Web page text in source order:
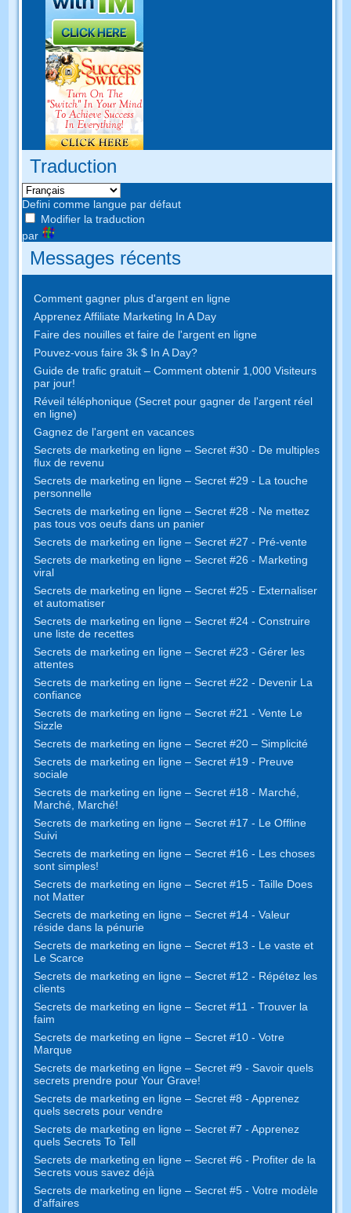
Traduction
Defini comme langue par défaut
Modifier la traduction
par
Messages récents
Comment gagner plus d'argent en ligne
Apprenez Affiliate Marketing In A Day
Faire des nouilles et faire de l'argent en ligne
Pouvez-vous faire 3k $ In A Day?
Guide de trafic gratuit – Comment obtenir 1,000 Visiteurs
par jour!
Réveil téléphonique (Secret pour gagner de l'argent réel
en ligne)
Gagnez de l'argent en vacances
Secrets de marketing en ligne – Secret #30 - De multiples
flux de revenu
Secrets de marketing en ligne – Secret #29 - La touche
personnelle
Secrets de marketing en ligne – Secret #28 - Ne mettez
pas tous vos oeufs dans un panier
Secrets de marketing en ligne – Secret #27 - Pré-vente
Secrets de marketing en ligne – Secret #26 - Marketing
viral
Secrets de marketing en ligne – Secret #25 - Externaliser
et automatiser
Secrets de marketing en ligne – Secret #24 - Construire
une liste de recettes
Secrets de marketing en ligne – Secret #23 - Gérer les
attentes
Secrets de marketing en ligne – Secret #22 - Devenir La
confiance
Secrets de marketing en ligne – Secret #21 - Vente Le
Sizzle
Secrets de marketing en ligne – Secret #20 – Simplicité
Secrets de marketing en ligne – Secret #19 - Preuve
sociale
Secrets de marketing en ligne – Secret #18 - Marché,
Marché, Marché!
Secrets de marketing en ligne – Secret #17 - Le Offline
Suivi
Secrets de marketing en ligne – Secret #16 - Les choses
sont simples!
Secrets de marketing en ligne – Secret #15 - Taille Does
not Matter
Secrets de marketing en ligne – Secret #14 - Valeur
réside dans la pénurie
Secrets de marketing en ligne – Secret #13 - Le vaste et
Le Scarce
Secrets de marketing en ligne – Secret #12 - Répétez les
clients
Secrets de marketing en ligne – Secret #11 - Trouver la
faim
Secrets de marketing en ligne – Secret #10 - Votre
Marque
Secrets de marketing en ligne – Secret #9 - Savoir quels
secrets prendre pour Your Grave!
Secrets de marketing en ligne – Secret #8 - Apprenez
quels secrets pour vendre
Secrets de marketing en ligne – Secret #7 - Apprenez
quels Secrets To Tell
Secrets de marketing en ligne – Secret #6 - Profiter de la
Secrets vous savez déjà
Secrets de marketing en ligne – Secret #5 - Votre modèle
d'affaires